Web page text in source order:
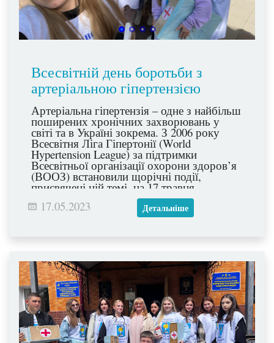
Всесвітній день боротьби з
артеріальною гіпертензією
Артеріальна гіпертензія – одне з найбільш
поширених хронічних захворювань у
світі та в Україні зокрема. З 2006 року
Всесвітня Ліга Гіпертонії (World
Hypertension League) за підтримки
Всесвітньої організації охорони здоров’я
(ВООЗ) встановили щорічні події,
присвячені цій темі, на 17 травня.
17.05.2023
Детальніше